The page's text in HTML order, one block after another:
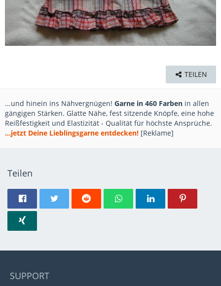
TEILEN
...und hinein ins Nähvergnügen! Garne in 460 Farben in allen
gängigen Stärken. Glatte Nähe, fest sitzende Knöpfe, eine hohe
Reißfestigkeit und Elastizität - Qualität für höchste Ansprüche.
...jetzt Deine Lieblingsgarne entdecken! [Reklame]
Teilen
SUPPORT